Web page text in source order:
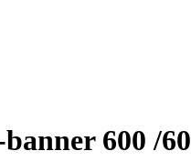
600 /